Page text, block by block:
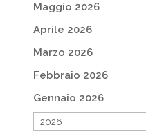
Maggio 2026
Aprile 2026
Marzo 2026
Febbraio 2026
Gennaio 2026